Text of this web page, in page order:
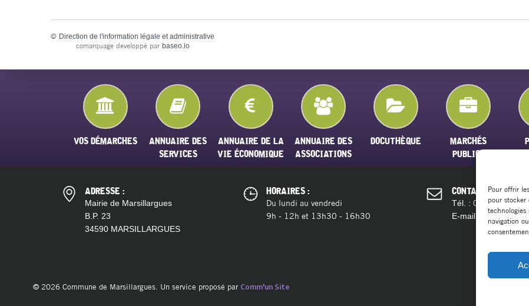
Pour offrir
pour
navigation
© Direction de l'information légale et administrative
comarquage developpé par baseo.io
VOS DÉMARCHES
ANNUAIRE DES
SERVICES
ANNUAIRE DE LA
VIE ÉCONOMIQUE
ANNUAIRE DES
ASSOCIATIONS
DOCUTHÈQUE
MARCHÉS
PUBLICS
ADRESSE :
Mairie de Marsillargues
B.P. 23
34590 MARSILLARGUES
HORAIRES :
Du lundi au vendredi
9h - 12h et 13h30 - 16h30
CONTACT :
Tél. :04 11 28 13
E-mail :
© 2026 Commune de Marsillargues. Un service proposé par Comm'un Site